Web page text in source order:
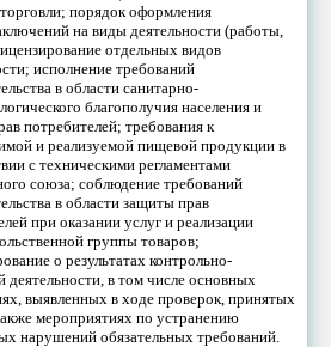
порядок оформления
на виды деятельности (работы,
отдельных видов
исполнение требований
в области санитарно-
благополучия населения и
потребителей; требования к
и реализуемой пищевой продукции в
с техническими регламентами
союза; соблюдение требований
в области защиты прав
при оказании услуг и реализации
группы товаров;
о результатах контрольно-
деятельности, в том числе основных
выявленных в ходе проверок, принятых
мероприятиях по устранению
нарушений обязательных требований.